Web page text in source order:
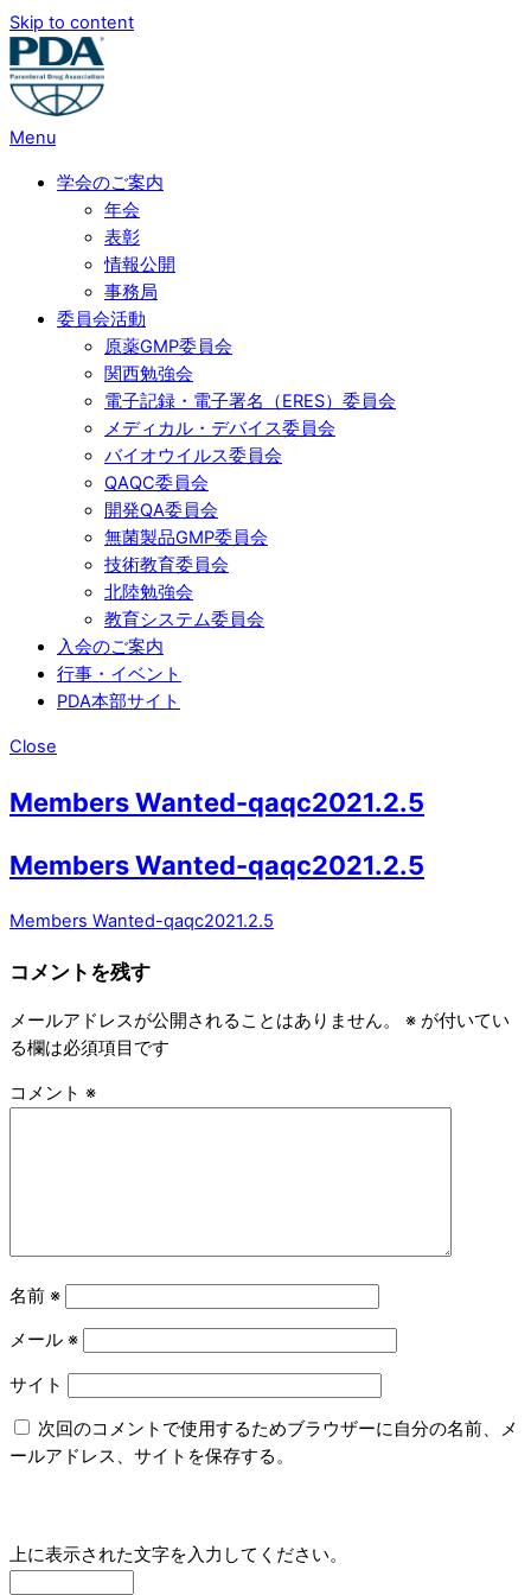
Skip to content
Menu
学会のご案内
年会
表彰
情報公開
事務局
委員会活動
原薬GMP委員会
関西勉強会
電子記録・電子署名（ERES）委員会
メディカル・デバイス委員会
バイオウイルス委員会
QAQC委員会
開発QA委員会
無菌製品GMP委員会
技術教育委員会
北陸勉強会
教育システム委員会
入会のご案内
行事・イベント
PDA本部サイト
Close
Members Wanted-qaqc2021.2.5
Members Wanted-qaqc2021.2.5
Members Wanted-qaqc2021.2.5
コメントを残す
メールアドレスが公開されることはありません。 ※ が付いてい
る欄は必須項目です
コメント ※
名前 ※
メール ※
サイト
次回のコメントで使用するためブラウザーに自分の名前、メ
ールアドレス、サイトを保存する。
上に表示された文字を入力してください。